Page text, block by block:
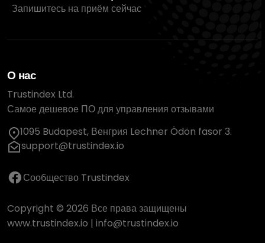
Запишитесь на приём сейчас
О нас
Trustindex Ltd.
Самое дешевое ПО для управления отзывами
1095 Budapest, Венгрия Lechner Ödön fasor 3.
support@trustindex.io
Сообщество Trustindex
Copyright © 2026 Все права защищены
www.trustindex.io | info@trustindex.io